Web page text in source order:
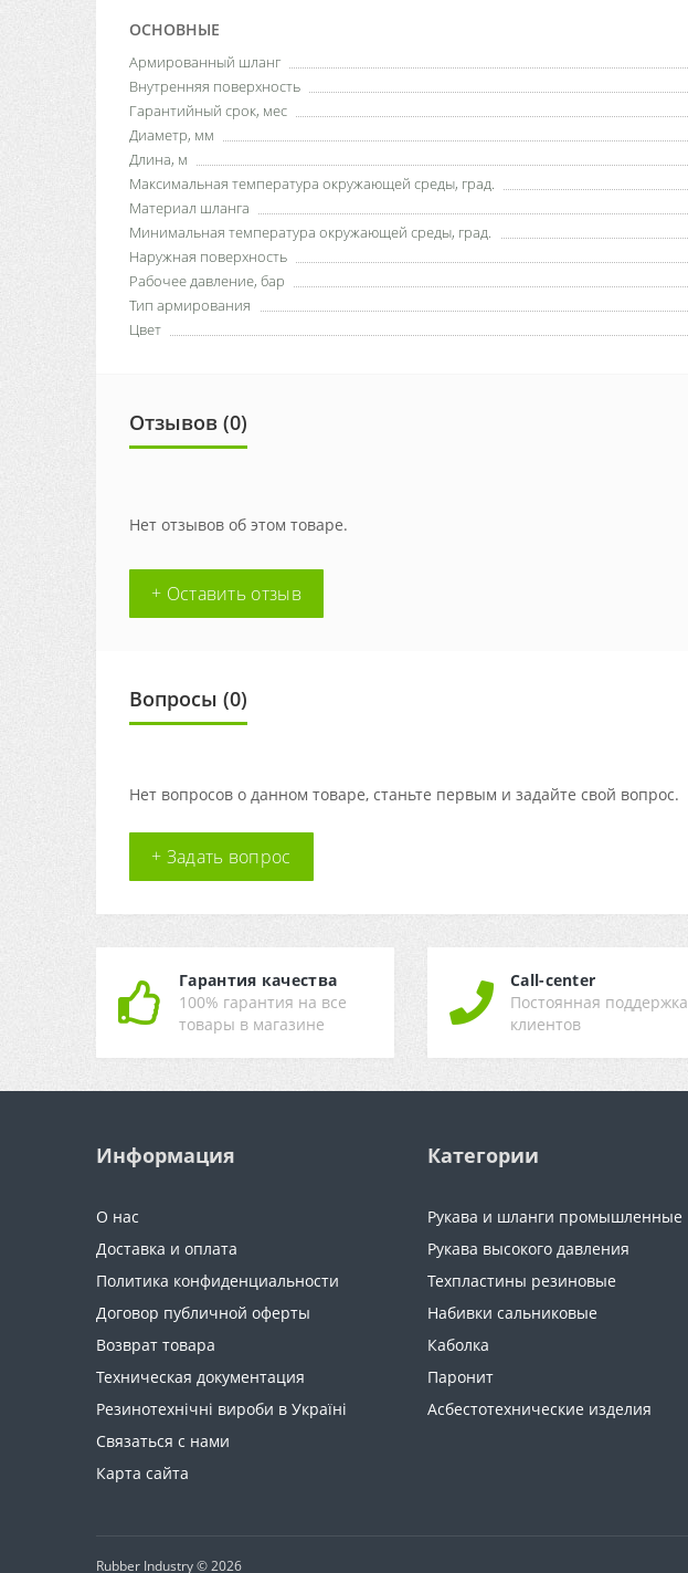
ОСНОВНЫЕ
Армированный шланг
Внутренняя поверхность
Гарантийный срок, мес
Диаметр, мм
Длина, м
Максимальная температура окружающей среды, град.
Материал шланга
Минимальная температура окружающей среды, град.
Наружная поверхность
Рабочее давление, бар
Тип армирования
Цвет
Отзывов (0)
Нет отзывов об этом товаре.
+ Оставить отзыв
Вопросы (0)
Нет вопросов о данном товаре, станьте первым и задайте свой вопрос.
+ Задать вопрос
Гарантия качества
100% гарантия на все
товары в магазине
Call-center
Постоянная поддержка
клиентов
Информация
О нас
Доставка и оплата
Политика конфиденциальности
Договор публичной оферты
Возврат товара
Техническая документация
Резинотехнічні вироби в Україні
Связаться с нами
Карта сайта
Категории
Рукава и шланги промышленные
Рукава высокого давления
Техпластины резиновые
Набивки сальниковые
Каболка
Паронит
Асбестотехнические изделия
Rubber Industry © 2026